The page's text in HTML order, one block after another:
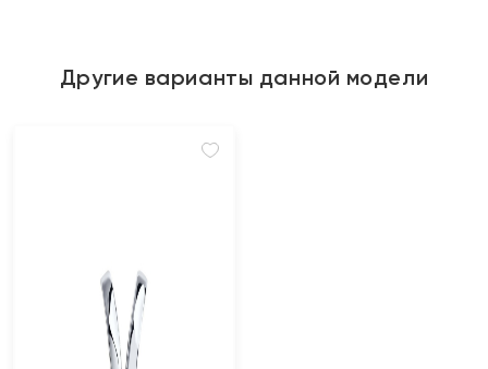
Другие варианты данной модели